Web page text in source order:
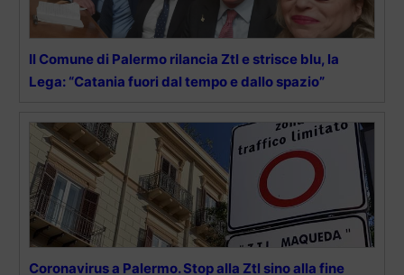
Il Comune di Palermo rilancia Ztl e strisce blu, la
Lega: “Catania fuori dal tempo e dallo spazio”
Coronavirus a Palermo. Stop alla Ztl sino alla fine